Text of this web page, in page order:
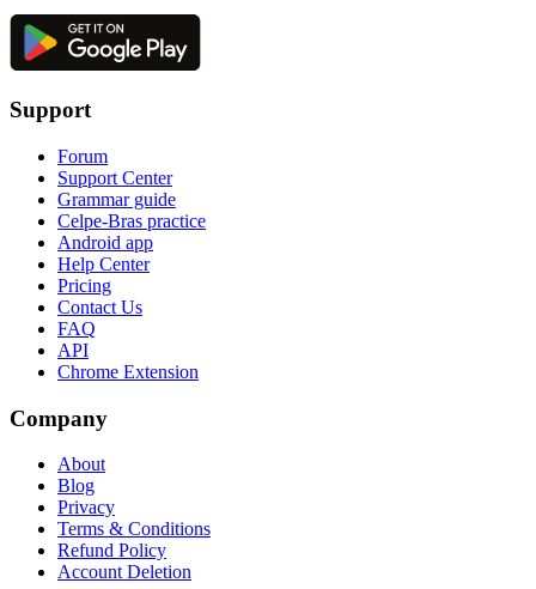
Support
Forum
Support Center
Grammar guide
Celpe-Bras practice
Android app
Help Center
Pricing
Contact Us
FAQ
API
Chrome Extension
Company
About
Blog
Privacy
Terms & Conditions
Refund Policy
Account Deletion